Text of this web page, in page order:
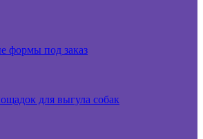
формы под заказ
для выгула собак